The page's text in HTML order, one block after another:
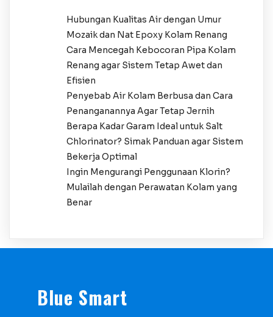
Hubungan Kualitas Air dengan Umur
Mozaik dan Nat Epoxy Kolam Renang
Cara Mencegah Kebocoran Pipa Kolam
Renang agar Sistem Tetap Awet dan
Efisien
Penyebab Air Kolam Berbusa dan Cara
Penanganannya Agar Tetap Jernih
Berapa Kadar Garam Ideal untuk Salt
Chlorinator? Simak Panduan agar Sistem
Bekerja Optimal
Ingin Mengurangi Penggunaan Klorin?
Mulailah dengan Perawatan Kolam yang
Benar
Blue Smart